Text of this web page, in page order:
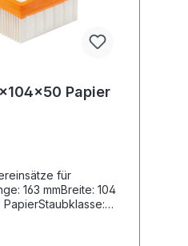
Papier
für
163 mmBreite: 104
PapierStaubklasse: